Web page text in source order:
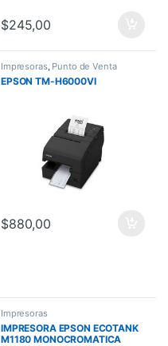
$245,00
Impresoras, Punto de Venta
EPSON TM-H6000VI
$880,00
Impresoras
IMPRESORA EPSON ECOTANK
M1180 MONOCROMATICA